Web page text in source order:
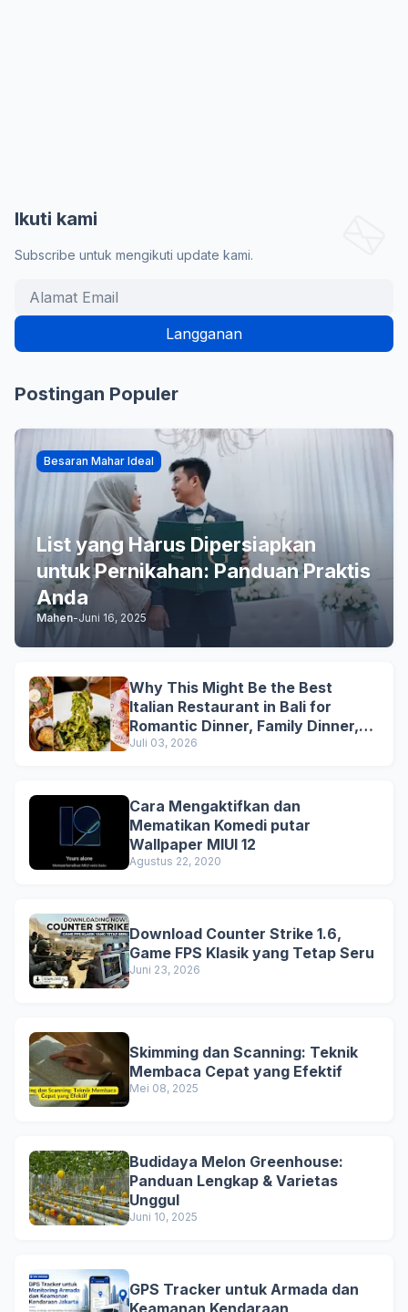
Ikuti kami
Subscribe untuk mengikuti update kami.
Postingan Populer
Besaran Mahar Ideal
List yang Harus Dipersiapkan
untuk Pernikahan: Panduan Praktis
Anda
Mahen-Juni 16, 2025
Why This Might Be the Best
Italian Restaurant in Bali for
Romantic Dinner, Family Dinner,
and Business Lunch
Juli 03, 2026
Cara Mengaktifkan dan
Mematikan Komedi putar
Wallpaper MIUI 12
Agustus 22, 2020
Download Counter Strike 1.6,
Game FPS Klasik yang Tetap Seru
Juni 23, 2026
Skimming dan Scanning: Teknik
Membaca Cepat yang Efektif
Mei 08, 2025
Budidaya Melon Greenhouse:
Panduan Lengkap & Varietas
Unggul
Juni 10, 2025
GPS Tracker untuk Armada dan
Keamanan Kendaraan